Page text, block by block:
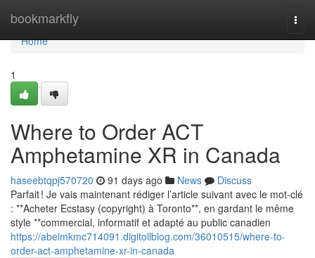
bookmarkfly
Home
Home
1
Where to Order ACT
Amphetamine XR in Canada
haseebtqpj570720 91 days ago News
Discuss
Parfait ! Je vais maintenant rédiger l’article suivant avec le mot-clé
: **Acheter Ecstasy (copyright) à Toronto**, en gardant le même
style **commercial, informatif et adapté au public canadien
https://abelmkmc714091.digitollblog.com/36010515/where-to-
order-act-amphetamine-xr-in-canada